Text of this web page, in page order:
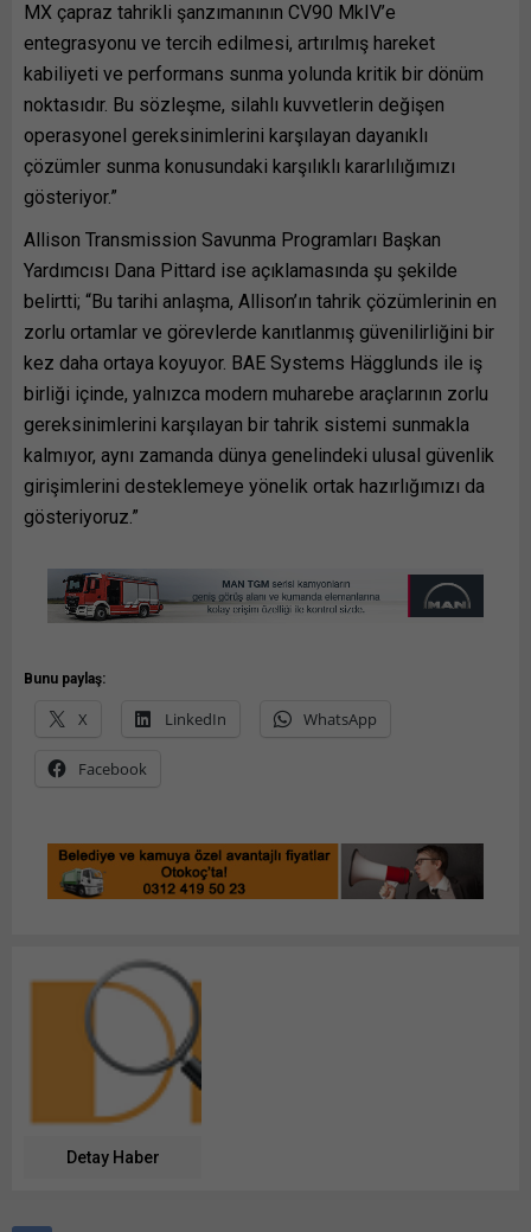
MX çapraz tahrikli şanzımanının CV90 MkIV’e
entegrasyonu ve tercih edilmesi, artırılmış hareket
kabiliyeti ve performans sunma yolunda kritik bir dönüm
noktasıdır. Bu sözleşme, silahlı kuvvetlerin değişen
operasyonel gereksinimlerini karşılayan dayanıklı
çözümler sunma konusundaki karşılıklı kararlılığımızı
gösteriyor.”
Allison Transmission Savunma Programları Başkan
Yardımcısı Dana Pittard ise açıklamasında şu şekilde
belirtti; “Bu tarihi anlaşma, Allison’ın tahrik çözümlerinin en
zorlu ortamlar ve görevlerde kanıtlanmış güvenilirliğini bir
kez daha ortaya koyuyor. BAE Systems Hägglunds ile iş
birliği içinde, yalnızca modern muharebe araçlarının zorlu
gereksinimlerini karşılayan bir tahrik sistemi sunmakla
kalmıyor, aynı zamanda dünya genelindeki ulusal güvenlik
girişimlerini desteklemeye yönelik ortak hazırlığımızı da
gösteriyoruz.”
Bunu paylaş:
X LinkedIn WhatsApp
Facebook
Detay Haber